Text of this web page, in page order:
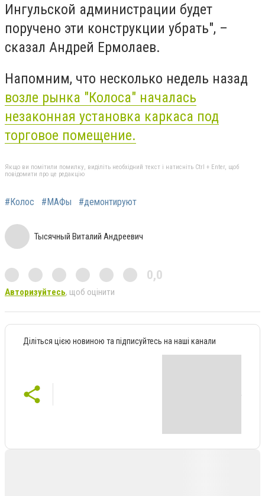
Ингульской администрации будет
поручено эти конструкции убрать", –
сказал Андрей Ермолаев.
Напомним, что несколько недель назад
возле рынка "Колоса" началась
незаконная установка каркаса под
торговое помещение.
Якщо ви помітили помилку, виділіть необхідний текст і натисніть Ctrl + Enter, щоб
повідомити про це редакцію
#Колос #МАФы #демонтируют
Тысячный Виталий Андреевич
0,0
Авторизуйтесь, щоб оцінити
Діліться цією новиною та підписуйтесь на наші канали